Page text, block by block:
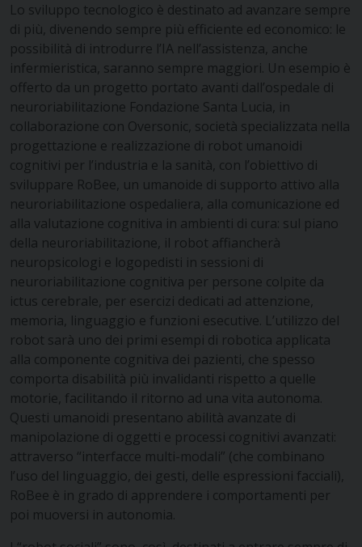
Lo sviluppo tecnologico è destinato ad avanzare sempre
di più, divenendo sempre più efficiente ed economico: le
possibilità di introdurre l’IA nell’assistenza, anche
infermieristica, saranno sempre maggiori. Un esempio è
offerto da un progetto portato avanti dall’ospedale di
neuroriabilitazione Fondazione Santa Lucia, in
collaborazione con Oversonic, società specializzata nella
progettazione e realizzazione di robot umanoidi
cognitivi per l’industria e la sanità, con l’obiettivo di
sviluppare RoBee, un umanoide di supporto attivo alla
neuroriabilitazione ospedaliera, alla comunicazione ed
alla valutazione cognitiva in ambienti di cura: sul piano
della neuroriabilitazione, il robot affiancherà
neuropsicologi e logopedisti in sessioni di
neuroriabilitazione cognitiva per persone colpite da
ictus cerebrale, per esercizi dedicati ad attenzione,
memoria, linguaggio e funzioni esecutive. L’utilizzo del
robot sarà uno dei primi esempi di robotica applicata
alla componente cognitiva dei pazienti, che spesso
comporta disabilità più invalidanti rispetto a quelle
motorie, facilitando il ritorno ad una vita autonoma.
Questi umanoidi presentano abilità avanzate di
manipolazione di oggetti e processi cognitivi avanzati:
attraverso “interfacce multi-modali” (che combinano
l’uso del linguaggio, dei gesti, delle espressioni facciali),
RoBee è in grado di apprendere i comportamenti per
poi muoversi in autonomia.